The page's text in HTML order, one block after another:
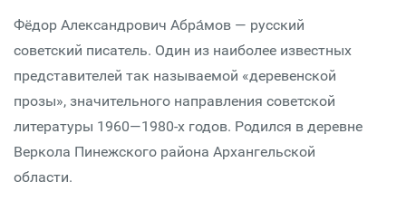
Фёдор Александрович Абра́мов — русский
советский писатель. Один из наиболее известных
представителей так называемой «деревенской
прозы», значительного направления советской
литературы 1960—1980-х годов. Родился в деревне
Веркола Пинежского района Архангельской
области.